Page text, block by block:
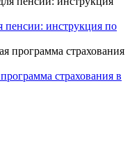
пенсии: инструкция по
страхования в